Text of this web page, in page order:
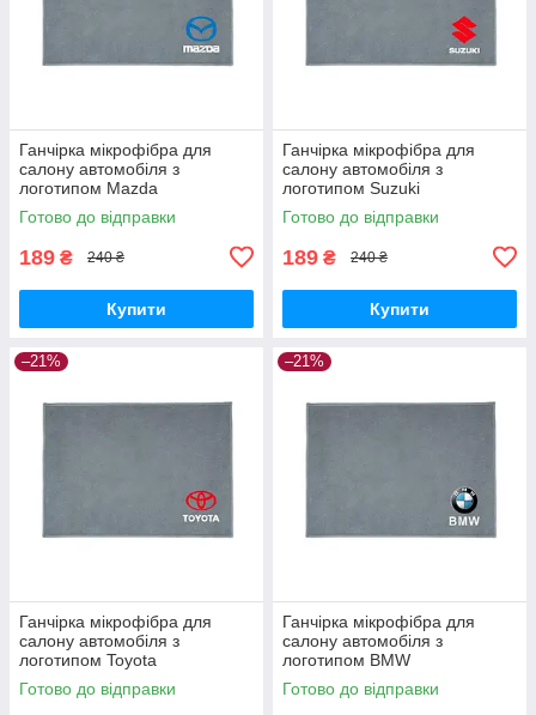
Ганчірка мікрофібра для
салону автомобіля з
логотипом Mazda
Готово до відправки
189 ₴ 240 ₴
Купити
Ганчірка мікрофібра для
салону автомобіля з
логотипом Suzuki
Готово до відправки
189 ₴ 240 ₴
Купити
–21%
Ганчірка мікрофібра для
салону автомобіля з
логотипом Toyota
Готово до відправки
–21%
Ганчірка мікрофібра для
салону автомобіля з
логотипом BMW
Готово до відправки